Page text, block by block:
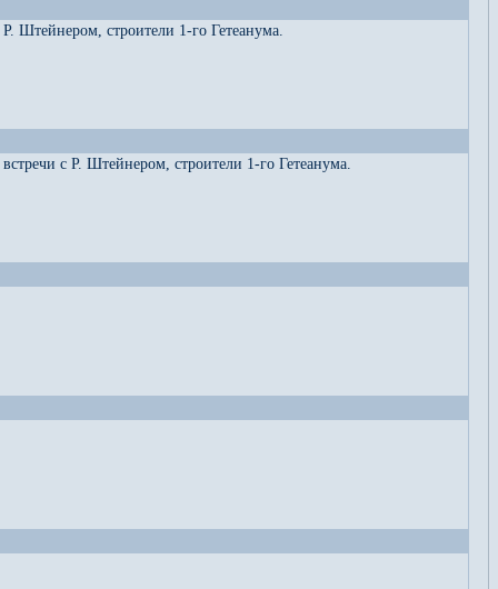
Штейнером, строители 1-го Гетеанума.
с Р. Штейнером, строители 1-го Гетеанума.